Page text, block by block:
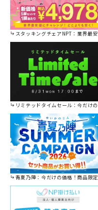
スタッキングチェアNPT：業界最安値に挑戦！
リミテッドタイムセール：今だけの限定セール。
青夏乃陣：今だけの価格！商品限定セール開催中です。